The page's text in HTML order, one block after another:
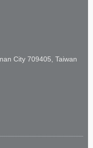
City 709405, Taiwan